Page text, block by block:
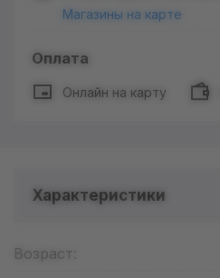
Магазины на карте
Оплата
Онлайн на карту
Характеристики
Возраст: